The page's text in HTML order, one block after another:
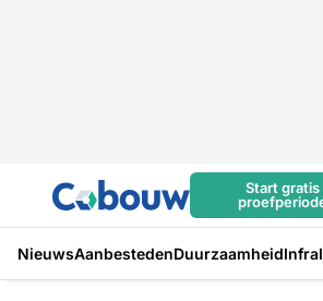
Start gratis
NieuwsAanbestedenDuurzaamheidInfra